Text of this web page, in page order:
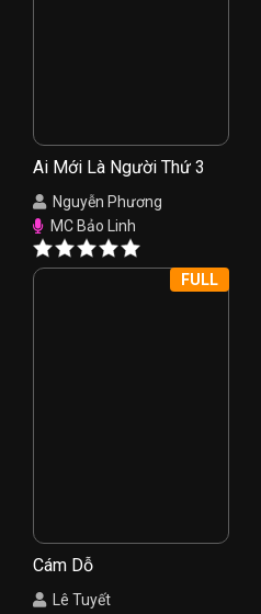
Ai Mới Là Người Thứ 3
Nguyễn Phương
MC Bảo Linh
Cám Dỗ
Lê Tuyết
FULL